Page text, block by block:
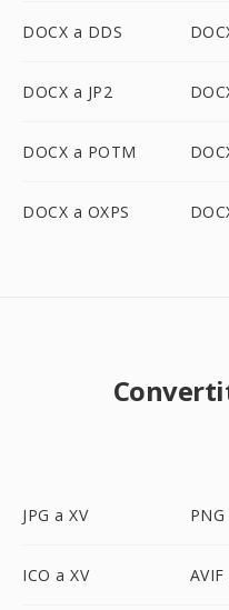
DOCX a DDS
DOCX a JP2
DOCX a POTM
DOCX a OXPS
JPG a XV
ICO a XV AVIF